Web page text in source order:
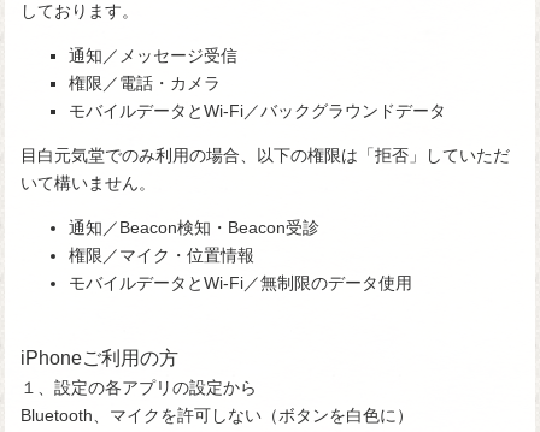
しております。
通知／メッセージ受信
権限／電話・カメラ
モバイルデータとWi-Fi／バックグラウンドデータ
目白元気堂でのみ利用の場合、以下の権限は「拒否」していただ
いて構いません。
通知／Beacon検知・Beacon受診
権限／マイク・位置情報
モバイルデータとWi-Fi／無制限のデータ使用
iPhoneご利用の方
１、設定の各アプリの設定から
Bluetooth、マイクを許可しない（ボタンを白色に）